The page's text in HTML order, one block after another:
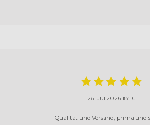
26. Jul 2026 18:10
Qualität und Versand, prima und